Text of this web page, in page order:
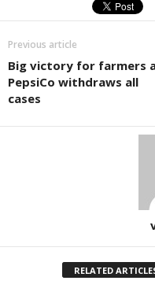
Previous article
Big victory for farmers
PepsiCo withdraws all
cases
RELATED